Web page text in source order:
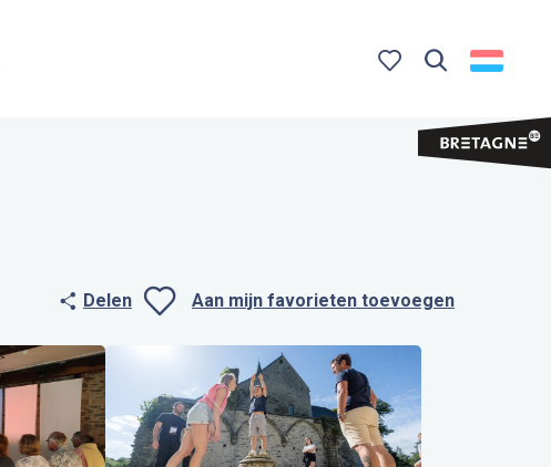
Delen
Ajouter aux
Aan mijn favorieten toevoegen